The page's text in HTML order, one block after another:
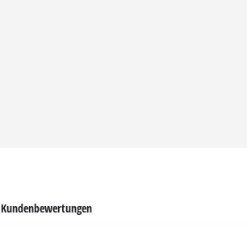
Kundenbewertungen